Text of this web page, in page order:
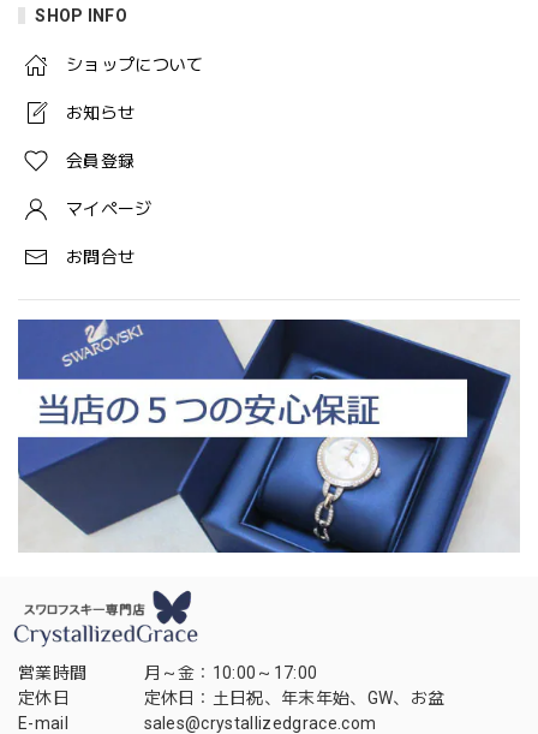
SHOP INFO
ショップについて
お知らせ
会員登録
マイページ
お問合せ
営業時間
月～金：10:00～17:00
定休日
定休日：土日祝、年末年始、GW、お盆
E-mail
sales@crystallizedgrace.com